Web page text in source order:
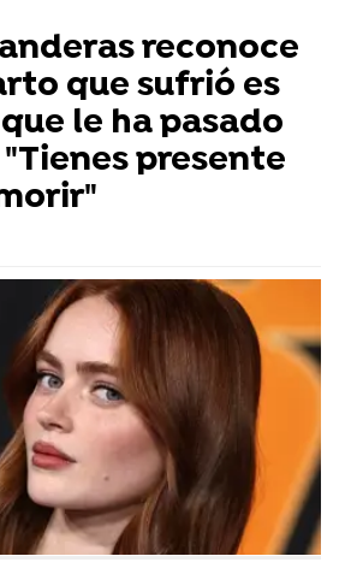
reconoce
que sufrió es
le ha pasado
presente